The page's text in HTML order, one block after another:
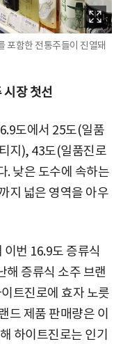
포함한 전통주들이 진열돼
장 첫선
도에서 25도(일품
지), 43도(일품진로
. 낮은 도수에 속하는
지 넓은 영역을 아우
번 16.9도 증류식
해 증류식 소주 브랜
트진로에 효자 노릇
드 제품 판매량은 이
하이트진로는 인기